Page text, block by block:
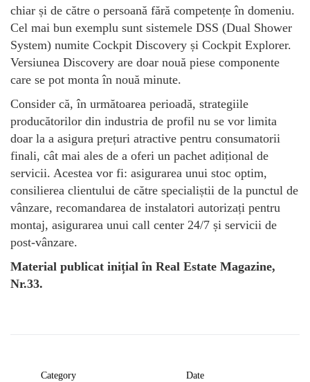
chiar și de către o persoană fără competențe în domeniu.
Cel mai bun exemplu sunt sistemele DSS (Dual Shower
System) numite Cockpit Discovery și Cockpit Explorer.
Versiunea Discovery are doar nouă piese componente
care se pot monta în nouă minute.
Consider că, în următoarea perioadă, strategiile
producătorilor din industria de profil nu se vor limita
doar la a asigura prețuri atractive pentru consumatorii
finali, cât mai ales de a oferi un pachet adițional de
servicii. Acestea vor fi: asigurarea unui stoc optim,
consilierea clientului de către specialiștii de la punctul de
vânzare, recomandarea de instalatori autorizați pentru
montaj, asigurarea unui call center 24/7 și servicii de
post-vânzare.
Material publicat inițial în Real Estate Magazine,
Nr.33.
Category Date